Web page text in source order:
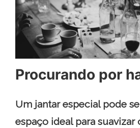
Procurando por
Um jantar especial pode
espaço ideal para suavizar